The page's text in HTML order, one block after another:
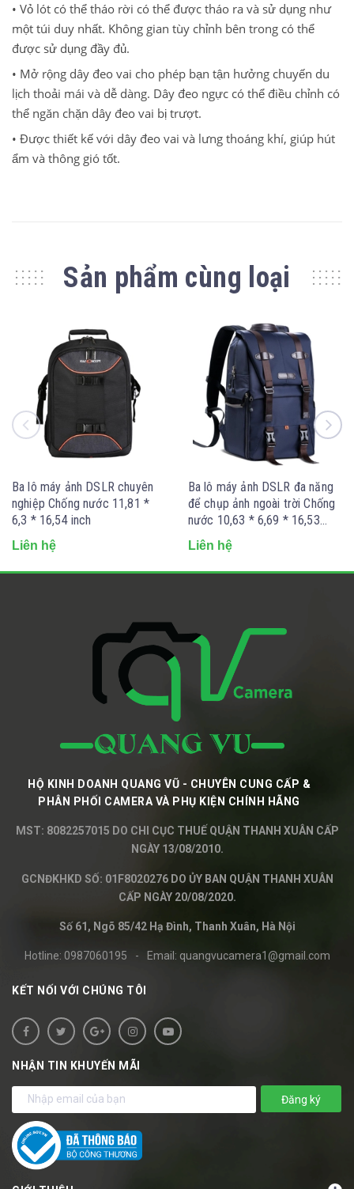
• Vỏ lót có thể tháo rời có thể được tháo ra và sử dụng như
một túi duy nhất. Không gian tùy chỉnh bên trong có thể
được sử dụng đầy đủ.
• Mở rộng dây đeo vai cho phép bạn tận hưởng chuyến du
lịch thoải mái và dễ dàng. Dây đeo ngực có thể điều chỉnh có
thể ngăn chặn dây đeo vai bị trượt.
• Được thiết kế với dây đeo vai và lưng thoáng khí, giúp hút
ẩm và thông gió tốt.
Sản phẩm cùng loại
Ba lô máy ảnh DSLR chuyên
nghiệp Chống nước 11,81 *
6,3 * 16,54 inch
Liên hệ
Ba lô máy ảnh DSLR đa năng
để chụp ảnh ngoài trời Chống
nước 10,63 * 6,69 * 16,53
inch
Liên hệ
HỘ KINH DOANH QUANG VŨ - CHUYÊN CUNG CẤP &
PHÂN PHỐI CAMERA VÀ PHỤ KIỆN CHÍNH HÃNG
MST: 8082257015 DO CHI CỤC THUẾ QUẬN THANH XUÂN CẤP
NGÀY 13/08/2010.
GCNĐKHKD SỐ: 01F8020276 DO ỦY BAN QUẬN THANH XUÂN
CẤP NGÀY 20/08/2020.
Số 61, Ngõ 85/42 Hạ Đình, Thanh Xuân, Hà Nội
Hotline: 0987060195 - Email: quangvucamera1@gmail.com
KẾT NỐI VỚI CHÚNG TÔI
NHẬN TIN KHUYẾN MÃI
Đăng ký